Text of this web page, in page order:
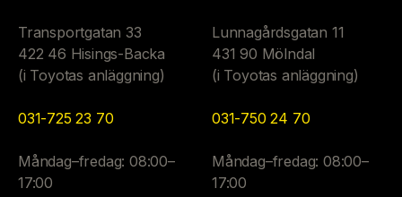
Transportgatan 33
422 46 Hisings-Backa
(i Toyotas anläggning)
031-725 23 70
Måndag–fredag: 08:00–
17:00
Lunnagårdsgatan 11
431 90 Mölndal
(i Toyotas anläggning)
031-750 24 70
Måndag–fredag: 08:00–
17:00